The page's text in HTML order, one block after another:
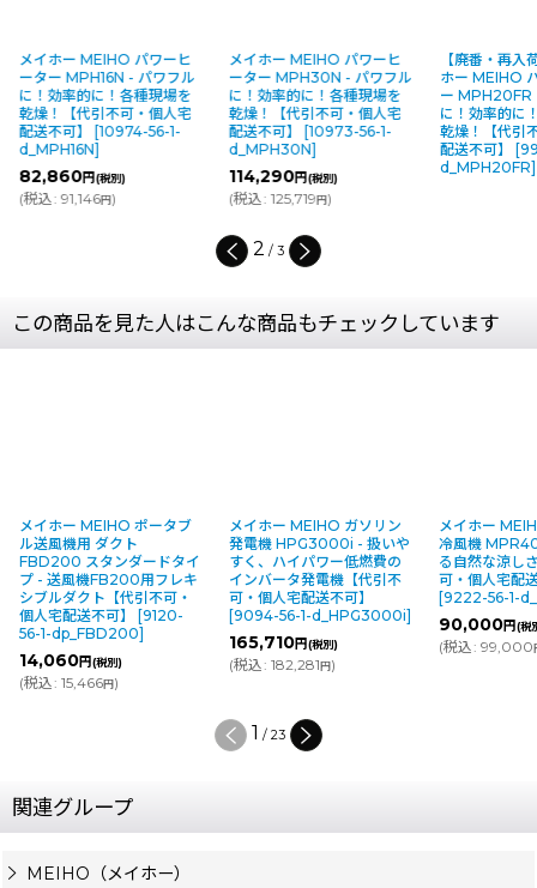
メイホー MEIHO パワーヒ
ーター MPH16N - パワフル
に！効率的に！各種現場を
乾燥！【代引不可・個人宅
配送不可】
[10974-56-1-
d_MPH16N]
82,860円(税別)
(税込: 91,146円)
メイホー MEIHO パワーヒ
ーター MPH30N - パワフル
に！効率的に！各種現場を
乾燥！【代引不可・個人宅
配送不可】
[10973-56-1-
d_MPH30N]
114,290円(税別)
(税込: 125,719円)
【廃番・再入
ホー MEIHO
ー MPH20FR
に！効率的に
乾燥！【代引
配送不可】
[
d_MPH20FR]
2 / 3
この商品を見た人はこんな商品もチェックしています
メイホー MEIHO ポータブ
ル送風機用 ダクト
FBD200 スタンダードタイ
プ - 送風機FB200用フレキ
シブルダクト【代引不可・
個人宅配送不可】
[9120-
56-1-dp_FBD200]
14,060円(税別)
(税込: 15,466円)
メイホー MEIHO ガソリン
発電機 HPG3000i - 扱いや
すく、ハイパワー低燃費の
インバータ発電機【代引不
可・個人宅配送不可】
[9094-56-1-d_HPG3000i]
165,710円(税別)
(税込: 182,281円)
メイホー
冷風機
る自然な涼し
可・個人宅配
[9222-56-1-
90,000円(税
(税込: 99,000
1 / 23
関連グループ
MEIHO（メイホー）